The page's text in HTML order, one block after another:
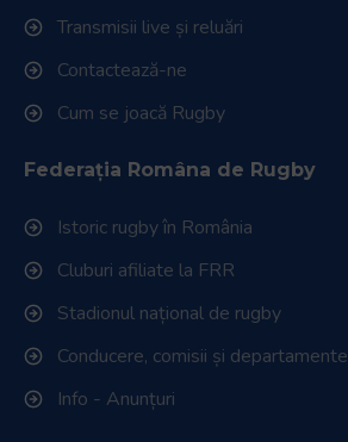
Transmisii live și reluări
Contactează-ne
Cum se joacă Rugby
Federația Româna de Rugby
Istoric rugby în România
Cluburi afiliate la FRR
Stadionul național de rugby
Conducere, comisii și departamente
Info - Anunțuri